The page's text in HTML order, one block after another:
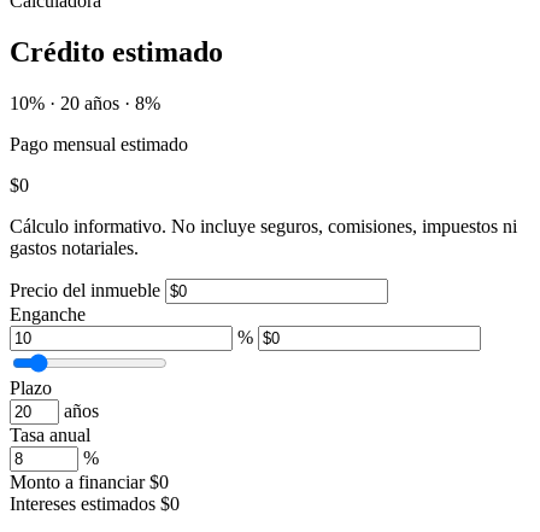
Crédito estimado
10% · 20 años · 8%
Pago mensual estimado
$0
Cálculo informativo. No incluye seguros, comisiones, impuestos ni
gastos notariales.
Precio del inmueble
Enganche
%
Plazo
años
Tasa anual
%
Monto a financiar $0
Intereses estimados $0